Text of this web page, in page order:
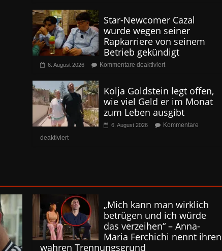
Star-Newcomer Cazal
wurde wegen seiner
Rapkarriere von seinem
Betrieb gekündigt
6. August 2026 Kommentare deaktiviert
Kolja Goldstein legt offen,
wie viel Geld er im Monat
zum Leben ausgibt
6. August 2026
Kommentare
deaktiviert
„Mich kann man wirklich
betrügen und ich würde
das verzeihen“ – Anna-
Maria Ferchichi nennt ihren
wahren Trennungsgrund